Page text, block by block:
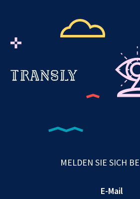
MELDEN SIE SICH
E-Mail